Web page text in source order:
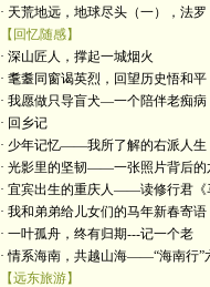
· 天荒地远，地球尽头（一），法罗
【回忆随感】
· 深山匠人，撑起一城烟火
· 耄耋同窗谒英烈，回望历史悟和平
· 我愿做只导盲犬—一个陪伴老痴病
· 回乡记
· 少年记忆——我所了解的右派人生
· 光影里的坚韧——一张照片背后的
· 宜宾出生的重庆人——读修行君《
· 我和弟弟给儿女们的马年新春寄语
· 一叶孤舟，终有归期---记一个老
· 情系海南，共越山海——“海南行”
【远东旅游】